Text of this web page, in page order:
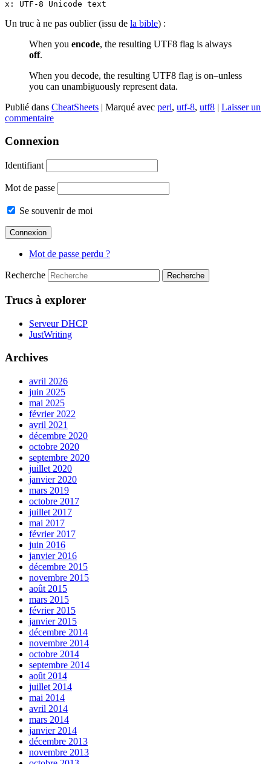
Un truc à ne pas oublier (issu de la bible) :
When you encode, the resulting UTF8 flag is always
off.
When you decode, the resulting UTF8 flag is on–unless
you can unambiguously represent data.
Publié dans CheatSheets | Marqué avec perl, utf-8, utf8 | Laisser un
commentaire
Connexion
Identifiant
Mot de passe
Se souvenir de moi
Mot de passe perdu ?
Recherche
Trucs à explorer
Serveur DHCP
JustWriting
Archives
avril 2026
juin 2025
mai 2025
février 2022
avril 2021
décembre 2020
octobre 2020
septembre 2020
juillet 2020
janvier 2020
mars 2019
octobre 2017
juillet 2017
mai 2017
février 2017
juin 2016
janvier 2016
décembre 2015
novembre 2015
août 2015
mars 2015
février 2015
janvier 2015
décembre 2014
novembre 2014
octobre 2014
septembre 2014
août 2014
juillet 2014
mai 2014
avril 2014
mars 2014
janvier 2014
décembre 2013
novembre 2013